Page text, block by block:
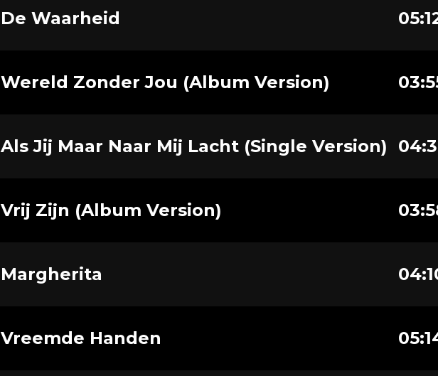
De Waarheid
Wereld Zonder Jou (Album Version)
Als Jij Maar Naar Mij Lacht (Single Version)
Vrij Zijn (Album Version)
Margherita
Vreemde Handen